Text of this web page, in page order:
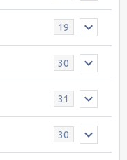
19
30
31
30